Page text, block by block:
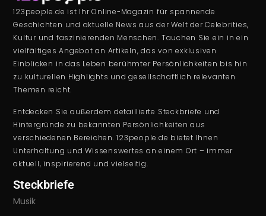
123people.de ist Ihr Online-Magazin für spannende
Geschichten und aktuelle News aus der Welt der Celebrities,
Kultur und faszinierenden Menschen. Tauchen Sie ein in ein
vielfältiges Angebot an Artikeln, das von exklusiven
Einblicken in das Leben berühmter Persönlichkeiten bis hin
zu kulturellen Highlights und gesellschaftlich relevanten
Themen reicht.
Entdecken Sie außerdem detaillierte Steckbriefe und
Hintergründe zu bekannten Persönlichkeiten aus
verschiedenen Bereichen. 123people.de bietet Ihnen
Unterhaltung und Wissenswertes an einem Ort – immer
aktuell, inspirierend und vielseitig.
Steckbriefe
Musik